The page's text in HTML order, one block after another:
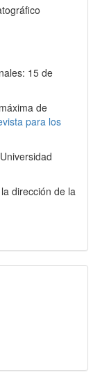
15 de
de
para los
dirección de la